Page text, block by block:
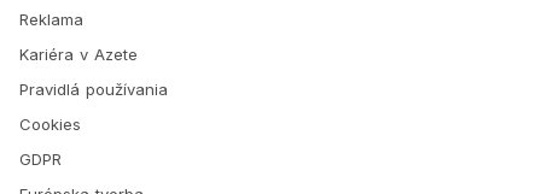
Reklama
Kariéra v Azete
Pravidlá používania
Cookies
GDPR